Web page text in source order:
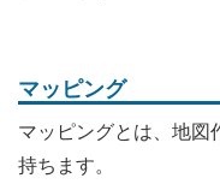
マッピング
マッピングとは、地図
持ちます。